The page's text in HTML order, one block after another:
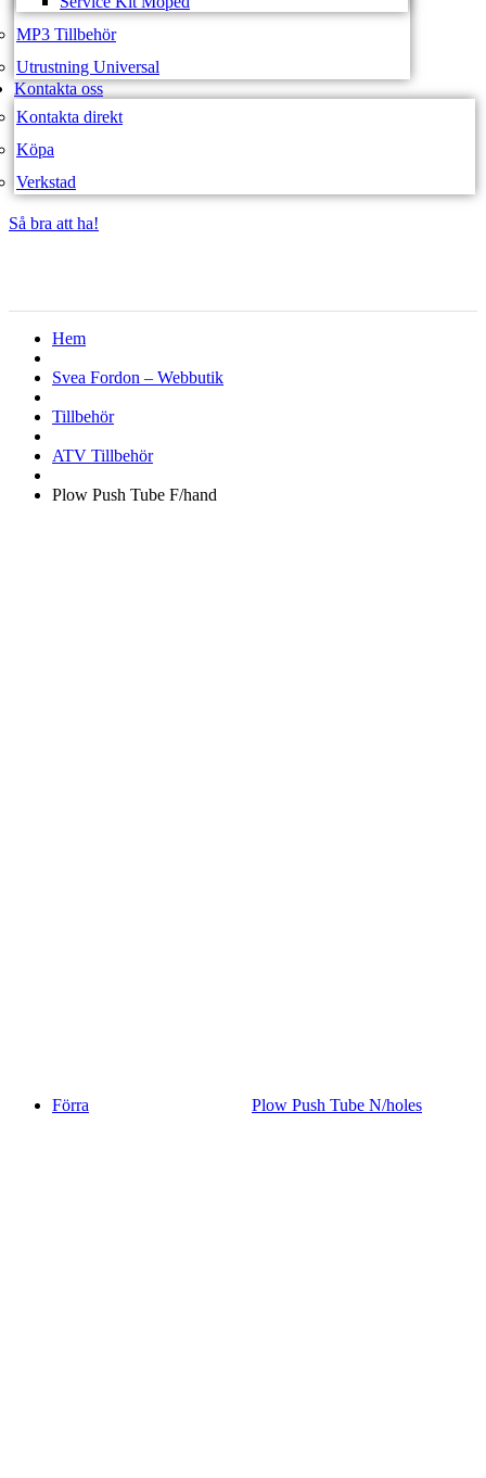
MP3 Tillbehör
Utrustning Universal
Kontakta oss
Kontakta direkt
Köpa
Verkstad
Så bra att ha!
Hem
Svea Fordon – Webbutik
Tillbehör
ATV Tillbehör
Plow Push Tube F/hand
Förra Plow Push Tube N/holes